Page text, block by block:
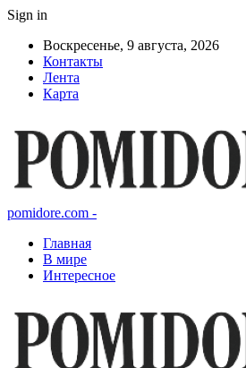
Sign in
Воскресенье, 9 августа, 2026
Контакты
Лента
Карта
pomidore.com -
Главная
В мире
Интересное